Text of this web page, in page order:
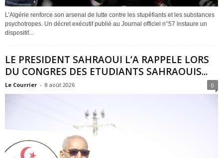
L’Algérie renforce son arsenal de lutte contre les stupéfiants et les substances
psychotropes. Un décret exécutif publié au Journal officiel n°57 instaure un
dispositif...
LE PRESIDENT SAHRAOUI L’A RAPPELE LORS
DU CONGRES DES ETUDIANTS SAHRAOUIS...
Le Courrier - 8 août 2026 0